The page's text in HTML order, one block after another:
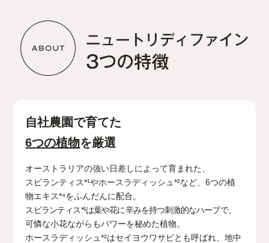
自社農園で育てた
6つの植物を厳選
オーストラリアの強い日差しによって育まれた、
スピランティス*¹やホースラディッシュ*²など、6つの植
物エキス*⁴をふんだんに配合。
スピランティス*¹は葉や花に辛みを持つ刺激的なハーブで、
可憐な小花ながらもパワーを秘めた植物。
ホースラディッシュ*²はセイヨウワサビとも呼ばれ、地中